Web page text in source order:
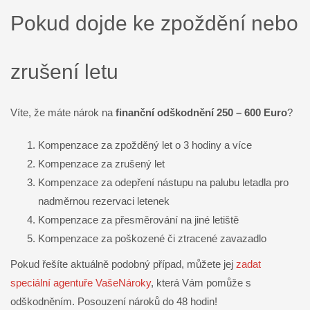
Pokud dojde ke zpoždění nebo
zrušení letu
Víte, že máte nárok na finanční odškodnění 250 – 600 Euro?
Kompenzace za zpožděný let o 3 hodiny a více
Kompenzace za zrušený let
Kompenzace za odepření nástupu na palubu letadla pro
nadměrnou rezervaci letenek
Kompenzace za přesměrování na jiné letiště
Kompenzace za poškozené či ztracené zavazadlo
Pokud řešíte aktuálně podobný případ, můžete jej zadat
speciální agentuře VašeNároky, která Vám pomůže s
odškodněním. Posouzení nároků do 48 hodin!